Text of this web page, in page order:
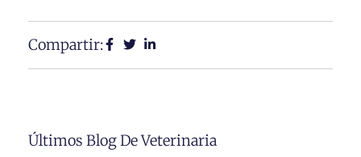
Compartir:
Últimos Blog De Veterinaria